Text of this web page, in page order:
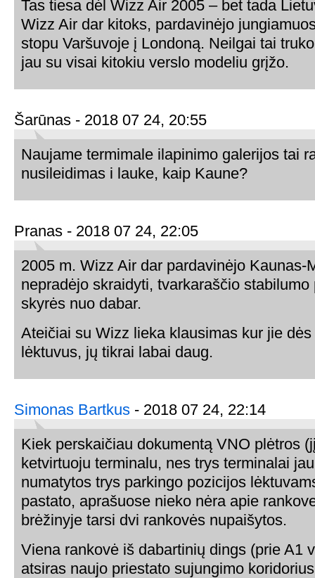
Tas tiesa dėl Wizz Air 2005 – bet tada
Wizz Air dar kitoks, pardavinėjo
stopu Varšuvoje į Londoną. Neilgai tai
jau su visai kitokiu verslo modeliu grįžo.
Šarūnas - 2018 07 24, 20:55
Naujame termimale ilapinimo galerijos tai
nusileidimas i lauke, kaip Kaune?
Pranas - 2018 07 24, 22:05
2005 m. Wizz Air dar pardavinėjo Kaunas-
nepradėjo skraidyti, tvarkaraščio
skyrės nuo dabar.
Ateičiai su Wizz lieka klausimas kur jie
lėktuvus, jų tikrai labai daug.
Simonas Bartkus - 2018 07 24, 22:14
Kiek perskaičiau dokumentą VNO plėtros
ketvirtuoju terminalu, nes trys terminalai
numatytos trys parkingo pozicijos
pastato, aprašuose nieko nėra apie
brėžinyje tarsi dvi rankovės nupaišytos.
Viena rankovė iš dabartinių dings (prie A1
atsiras naujo priestato sujungimo